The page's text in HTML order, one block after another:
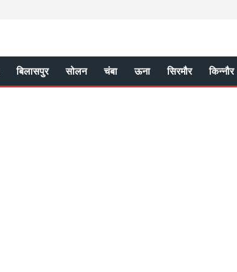
बिलासपुर सोलन चंबा ऊना सिरमौर किन्नौर